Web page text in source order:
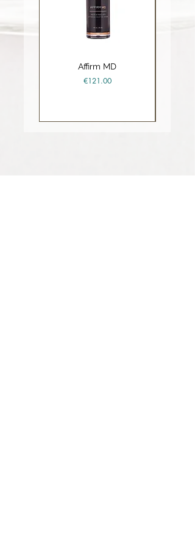
Affirm MD
Price
€121.00